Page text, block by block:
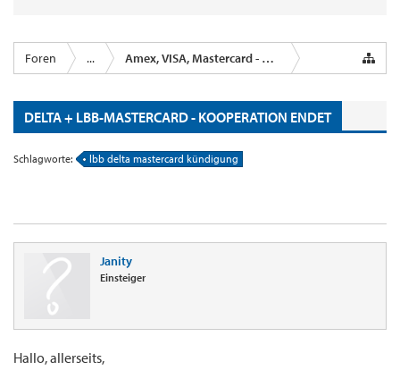
Foren ... Amex, VISA, Mastercard - Kreditkartenanbieter
DELTA + LBB-MASTERCARD - KOOPERATION ENDET
Schlagworte: lbb delta mastercard kündigung
Janity
Einsteiger
Hallo, allerseits,